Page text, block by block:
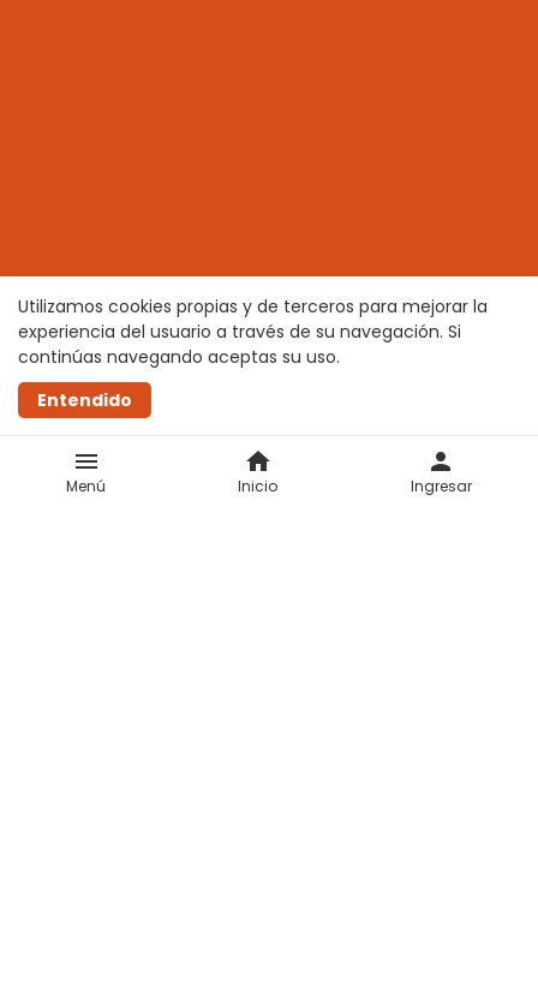
menu
Menú
home
Inicio
person
Ingresar
Utilizamos cookies propias y de terceros para mejorar la
experiencia del usuario a través de su navegación. Si
continúas navegando aceptas su uso.
Entendido